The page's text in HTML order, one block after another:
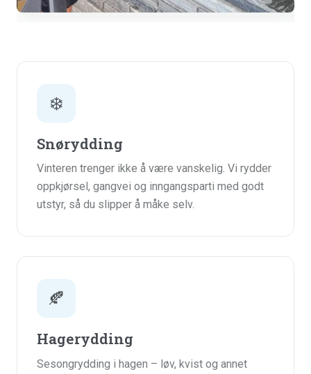
❄️
Snørydding
Vinteren trenger ikke å være vanskelig. Vi rydder
oppkjørsel, gangvei og inngangsparti med godt
utstyr, så du slipper å måke selv.
🍂
Hagerydding
Sesongrydding i hagen – løv, kvist og annet